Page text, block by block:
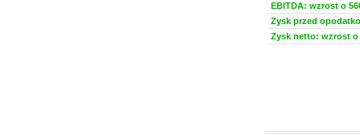
EBITDA: wzrost o
Zysk przed
Zysk netto: wzrost o